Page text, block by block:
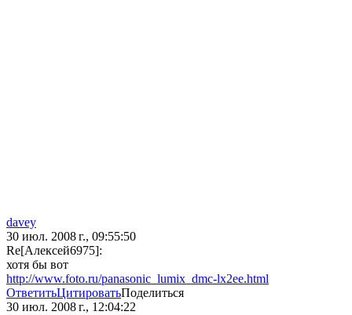
davey
30 июл. 2008 г., 09:55:50
Re[Алексей6975]:
хотя бы вот
http://www.foto.ru/panasonic_lumix_dmc-lx2ee.html
ОтветитьЦитироватьПоделиться
30 июл. 2008 г., 12:04:22